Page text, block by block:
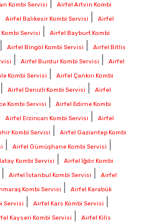
Kombi Servisi
Airfel Artvin Kombi
Airfel Balıkesir Kombi Servisi
Airfel
Servisi
Airfel Bayburt Kombi
Airfel Bingöl Kombi Servisi
Airfel Bitlis
Airfel Burdur Kombi Servisi
Airfel
Kombi Servisi
Airfel Çankırı Kombi
Airfel Denizli Kombi Servisi
Airfel
Kombi Servisi
Airfel Edirne Kombi
Airfel Erzincan Kombi Servisi
Airfel
Kombi Servisi
Airfel Gaziantep Kombi
Airfel Gümüşhane Kombi Servisi
Kombi Servisi
Airfel Iğdır Kombi
Airfel İstanbul Kombi Servisi
Airfel
Kombi Servisi
Airfel Karabük
Servisi Airfel Kars Kombi Servisi
Kayseri Kombi Servisi
Airfel Kilis